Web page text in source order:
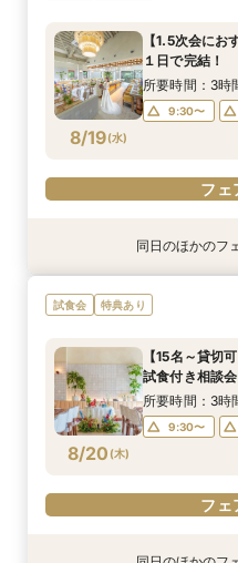
8/18(火)
食＆見学付き
9:30〜
8/18(火)
り！試食チケッ
10:00〜
15:30〜
8/18(火)
あり♪】ウエデ
9:30〜
8/19(水)
【1.5次会に
１日で完結！
所要時間：3時
9:30〜
フェ
特典あり
8/19(水)
パパママ婚、
たり見学試食付
9:30〜
8/19(水)
【60分クイッ
り！試食チケッ
10:00〜
15:30〜
特典あり
8/19(水)
【憧れのガー
得なプラン紹介
10:00〜
15:30〜
同日のほかのフ
試食会 特典あり
8/20 (木)
【15名～貸切
試食付き相談会
所要時間：3時
9:30〜
フェ